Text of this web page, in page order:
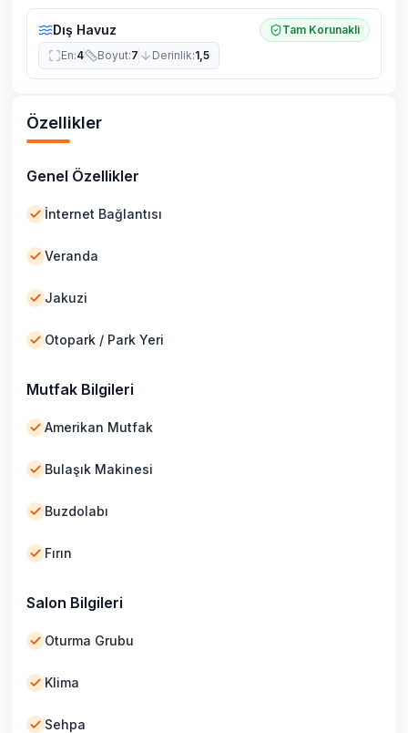
Dış Havuz
Tam Korunakli
En:4 Boyut:7 Derinlik:1,5
Özellikler
Genel Özellikler
İnternet Bağlantısı
Veranda
Jakuzi
Otopark / Park Yeri
Mutfak Bilgileri
Amerikan Mutfak
Bulaşık Makinesi
Buzdolabı
Fırın
Salon Bilgileri
Oturma Grubu
Klima
Sehpa